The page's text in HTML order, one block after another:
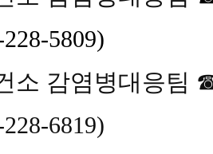
5809)
소 감염병대응팀
6819)